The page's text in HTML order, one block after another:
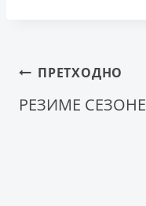
Кретање
чланка
ПРЕТХОДНО
РЕЗИМЕ СЕЗОНЕ